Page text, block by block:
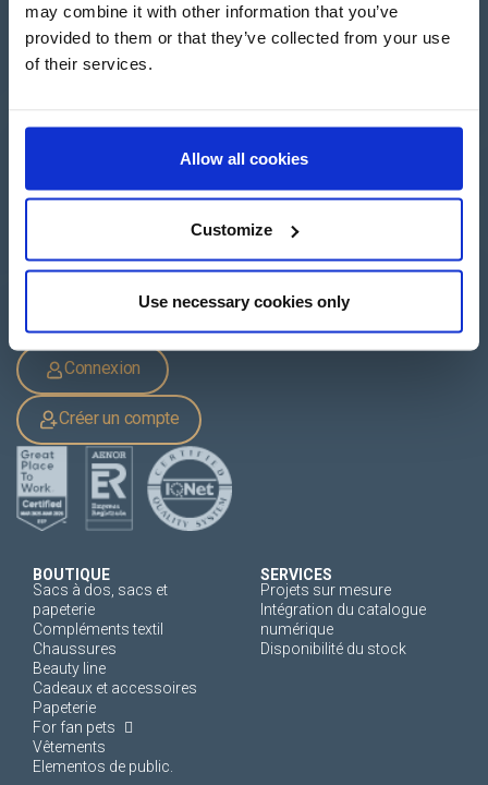
may combine it with other information that you’ve
provided to them or that they’ve collected from your use
of their services.
Allow all cookies
Customize
Use necessary cookies only
Artesans 1 - 46850 L'Olleria
+34 962 200 502
Connexion
Créer un compte
BOUTIQUE
Sacs à dos, sacs et
papeterie
Compléments textil
Chaussures
Beauty line
Cadeaux et accessoires
Papeterie
For fan pets
Vêtements
Elementos de public.
SERVICES
Projets sur mesure
Intégration du catalogue
numérique
Disponibilité du stock